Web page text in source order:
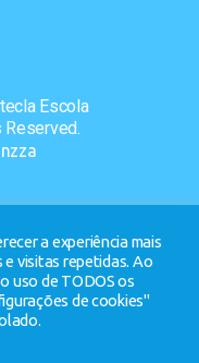
Escola
a experiência mais
visitas repetidas. Ao
uso de TODOS os
de cookies"